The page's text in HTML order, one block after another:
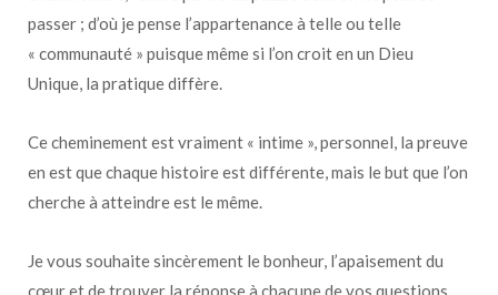
passer ; d’où je pense l’appartenance à telle ou telle
« communauté » puisque même si l’on croit en un Dieu
Unique, la pratique diffère.
Ce cheminement est vraiment « intime », personnel, la preuve
en est que chaque histoire est différente, mais le but que l’on
cherche à atteindre est le même.
Je vous souhaite sincèrement le bonheur, l’apaisement du
cœur et de trouver la réponse à chacune de vos questions